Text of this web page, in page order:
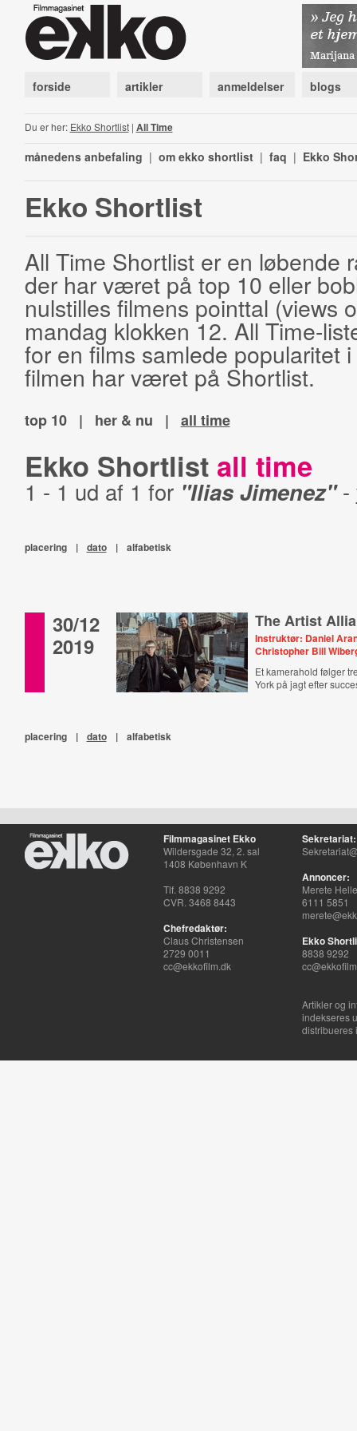
forside artikler anmeldelser blogs
Du er her: Ekko Shortlist| All Time
månedens anbefaling | om ekko shortlist | faq | Ekko
Ekko Shortlist
All Time Shortlist er en løbende
der har været på top 10 eller
nulstilles filmens pointtal (views
mandag klokken 12. All Time-
for en films samlede popularitet
filmen har været på Shortlist.
top 10 | her & nu | all time
Ekko Shortlist all time
1 - 1 ud af 1 for "Ilias Jimenez"-
placering | dato | alfabetisk
30/12
2019
The Artist
Instruktør: Daniel
Christopher Bill
Et kamerahold følger
York på jagt efter
placering | dato | alfabetisk
Filmmagasinet Ekko
Wildersgade 32, 2. sal
1408 København K
Tlf. 8838 9292
CVR. 3468 8443
Chefredaktør:
Claus Christensen
2729 0011
cc@ekkofilm.dk
Sekretariat:
Annoncer:
Merete
6111 5851
Ekko
8838 9292
Artikler og
indekseres
distribueres